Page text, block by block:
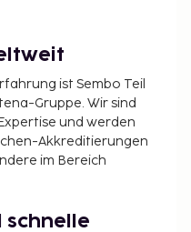
ist Sembo Teil
Gruppe. Wir sind
und werden
Akkreditierungen
im Bereich
schnelle